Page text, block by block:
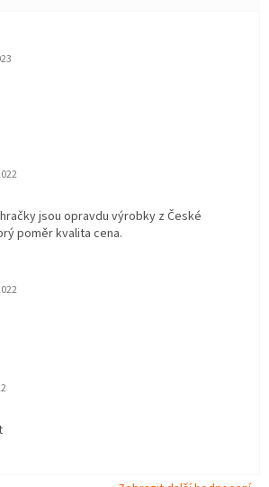
obchodu je 5 z 5 hvězdiček.
obchodu je 5 z 5 hvězdiček.
jsou opravdu výrobky z České
poměr kvalita cena.
obchodu je 5 z 5 hvězdiček.
obchodu je 5 z 5 hvězdiček.